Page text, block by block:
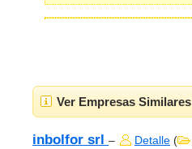
Ver Empresas Similares
inbolfor srl – Detalle (